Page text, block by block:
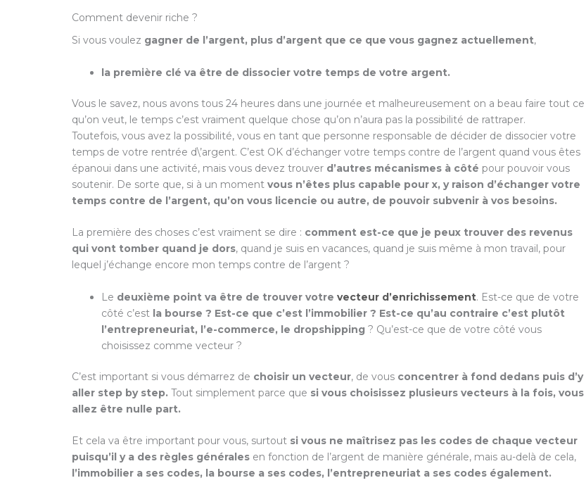
Comment devenir riche ?
Si vous voulez gagner de l’argent, plus d’argent que ce que vous gagnez actuellement,
la première clé va être de dissocier votre temps de votre argent.
Vous le savez, nous avons tous 24 heures dans une journée et malheureusement on a beau faire tout ce
qu’on veut, le temps c’est vraiment quelque chose qu’on n’aura pas la possibilité de rattraper.
Toutefois, vous avez la possibilité, vous en tant que personne responsable de décider de dissocier votre
temps de votre rentrée d\’argent. C’est OK d’échanger votre temps contre de l’argent quand vous êtes
épanoui dans une activité, mais vous devez trouver d’autres mécanismes à côté pour pouvoir vous
soutenir. De sorte que, si à un moment vous n’êtes plus capable pour x, y raison d’échanger votre
temps contre de l’argent, qu’on vous licencie ou autre, de pouvoir subvenir à vos besoins.
La première des choses c’est vraiment se dire : comment est-ce que je peux trouver des revenus
qui vont tomber quand je dors, quand je suis en vacances, quand je suis même à mon travail, pour
lequel j’échange encore mon temps contre de l’argent ?
Le deuxième point va être de trouver votre vecteur d’enrichissement. Est-ce que de votre
côté c’est la bourse ? Est-ce que c’est l’immobilier ? Est-ce qu’au contraire c’est plutôt
l’entrepreneuriat, l’e-commerce, le dropshipping ? Qu’est-ce que de votre côté vous
choisissez comme vecteur ?
C’est important si vous démarrez de choisir un vecteur, de vous concentrer à fond dedans puis d’y
aller step by step. Tout simplement parce que si vous choisissez plusieurs vecteurs à la fois, vous
allez être nulle part.
Et cela va être important pour vous, surtout si vous ne maîtrisez pas les codes de chaque vecteur
puisqu’il y a des règles générales en fonction de l’argent de manière générale, mais au-delà de cela,
l’immobilier a ses codes, la bourse a ses codes, l’entrepreneuriat a ses codes également.